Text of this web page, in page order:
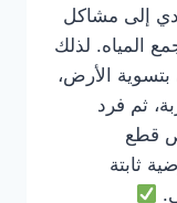
إلى مشاكل
المياه. لذلك
بتسوية الأرض،
ثم فرد
قطع
ثابتة